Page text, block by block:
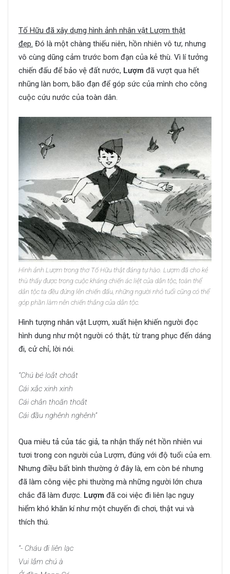
Tố Hữu đã xây dựng hình ảnh nhân vật Lượm thật
đẹp. Đó là một chàng thiếu niên, hồn nhiên vô tư, nhưng
vô cùng dũng cảm trước bom đạn của kẻ thù. Vì lí tưởng
chiến đấu để bảo vệ đất nước, Lượm đã vượt qua hết
nhũng làn bom, bão đạn để góp sức của mình cho công
cuộc cứu nước của toàn dân.
Hình ảnh Lượm trong thơ Tố Hữu thật đáng tự hào. Lượm đã cho kẻ
thù thấy được trong cuộc kháng chiến ác liệt của dân tộc, toàn thể
dân tộc ta đều đứng lên chiến đấu, những người nhỏ tuổi cũng có thể
góp phần làm nên chiến thắng của dân tộc.
Hình tượng nhân vật Lượm, xuất hiện khiến người đọc
hình dung như một người có thật, từ trang phục đến dáng
đi, cử chỉ, lời nói.
“Chú bé loắt choắt
Cái xắc xinh xinh
Cái chân thoăn thoắt
Cái đầu nghênh nghênh”
Qua miêu tả của tác giả, ta nhận thấy nét hồn nhiên vui
tươi trong con người của Lượm, đúng với độ tuổi của em.
Nhưng điều bất bình thường ở đây là, em còn bé nhưng
đã làm công việc phi thường mà những người lớn chưa
chắc đã làm được. Lượm đã coi việc đi liên lạc nguy
hiểm khó khăn kí như một chuyến đi chơi, thật vui và
thích thú.
“- Cháu đi liên lạc
Vui lắm chú à